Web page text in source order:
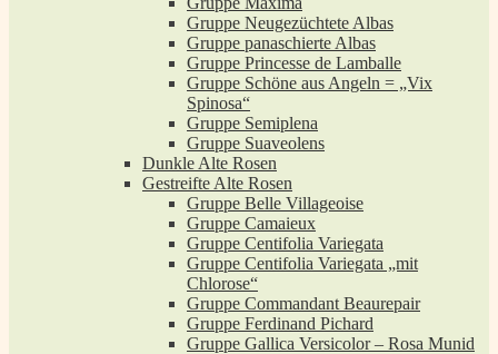
Gruppe Neugezüchtete Albas
Gruppe panaschierte Albas
Gruppe Princesse de Lamballe
Gruppe Schöne aus Angeln = „Vix
Spinosa“
Gruppe Semiplena
Gruppe Suaveolens
Dunkle Alte Rosen
Gestreifte Alte Rosen
Gruppe Belle Villageoise
Gruppe Camaieux
Gruppe Centifolia Variegata
Gruppe Centifolia Variegata „mit
Chlorose“
Gruppe Commandant Beaurepair
Gruppe Ferdinand Pichard
Gruppe Gallica Versicolor – Rosa Munid